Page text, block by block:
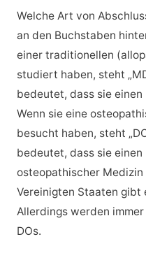
Welche Art von
an den Buchstaben
einer traditionellen
studiert haben, steht
bedeutet, dass sie
Wenn sie eine
besucht haben, steht
bedeutet, dass sie
osteopathischer
Vereinigten Staaten gibt
Allerdings werden
DOs.